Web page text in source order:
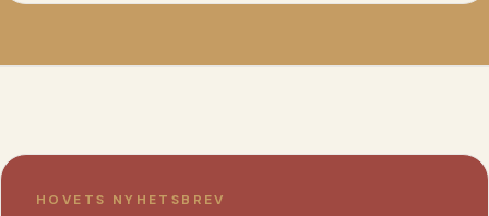
HOVETS NYHETSBREV